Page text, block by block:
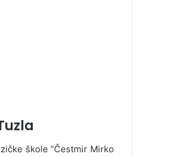
škole “Čestmir Mirko